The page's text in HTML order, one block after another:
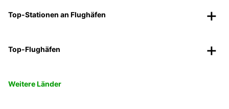
Top-Stationen an Flughäfen
Top-Flughäfen
Weitere Länder